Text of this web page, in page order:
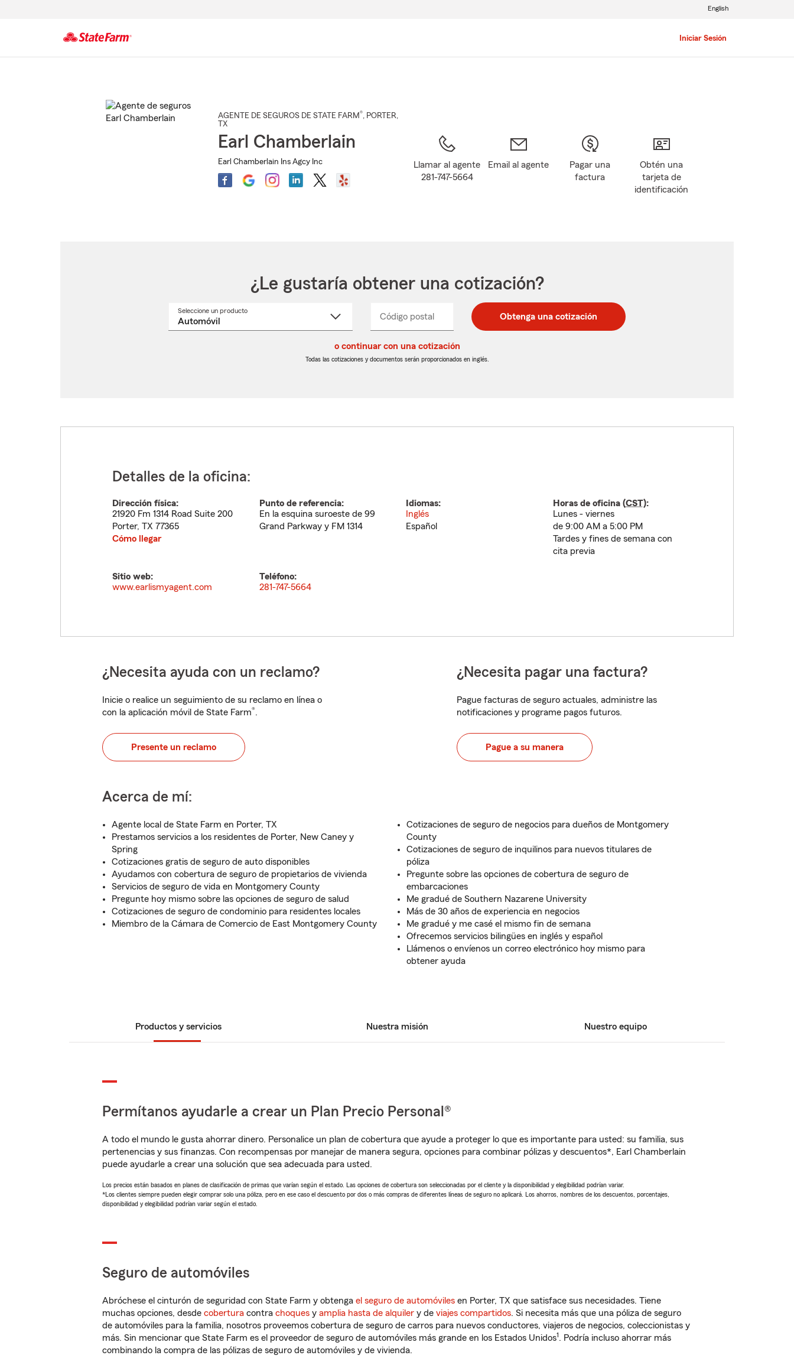
Iniciar Sesión
English
AGENTE DE SEGUROS DE STATE FARM®, PORTER,
TX
Earl Chamberlain
Earl Chamberlain Ins Agcy Inc
Llamar al agente
281-747-5664
Email al agente
Pagar una
factura
Obtén una
tarjeta de
identificación
¿Le gustaría obtener una cotización?
Seleccione un productoSeleccione
Código postal
postal
de
postal
de
_____ Obtenga una cotización
o continuar con una cotización
Todas las cotizaciones y documentos serán proporcionados en inglés.
Detalles de la oficina:
Dirección física:
21920 Fm 1314 Road Suite 200
Porter, TX 77365
Cómo llegar
Punto de referencia:
En la esquina suroeste de 99
Grand Parkway y FM 1314
Idiomas:
Inglés
Español
Horas de oficina (CST):
Lunes - viernes
de 9:00 AM a 5:00 PM
Tardes y fines de semana con
cita previa
Sitio web:
www.earlismyagent.com
Teléfono:
281-747-5664
¿Necesita ayuda con un reclamo?
Inicie o realice un seguimiento de su reclamo en línea o
con la aplicación móvil de State Farm®.
Presente un reclamo
¿Necesita pagar una factura?
Pague facturas de seguro actuales, administre las
notificaciones y programe pagos futuros.
Pague a su manera
Acerca de mí:
Agente local de State Farm en Porter, TX
Prestamos servicios a los residentes de Porter, New Caney y
Spring
Cotizaciones gratis de seguro de auto disponibles
Ayudamos con cobertura de seguro de propietarios de vivienda
Servicios de seguro de vida en Montgomery County
Pregunte hoy mismo sobre las opciones de seguro de salud
Cotizaciones de seguro de condominio para residentes locales
Miembro de la Cámara de Comercio de East Montgomery County
Cotizaciones de seguro de negocios para dueños de Montgomery
County
Cotizaciones de seguro de inquilinos para nuevos titulares de
póliza
Pregunte sobre las opciones de cobertura de seguro de
embarcaciones
Me gradué de Southern Nazarene University
Más de 30 años de experiencia en negocios
Me gradué y me casé el mismo fin de semana
Ofrecemos servicios bilingües en inglés y español
Llámenos o envíenos un correo electrónico hoy mismo para
obtener ayuda
Productos y servicios Nuestra misión Nuestro equipo
Permítanos ayudarle a crear un Plan Precio Personal®
A todo el mundo le gusta ahorrar dinero. Personalice un plan de cobertura que ayude a proteger lo que es importante para usted: su familia, sus
pertenencias y sus finanzas. Con recompensas por manejar de manera segura, opciones para combinar pólizas y descuentos*, Earl Chamberlain
puede ayudarle a crear una solución que sea adecuada para usted.
Los precios están basados en planes de clasificación de primas que varían según el estado. Las opciones de cobertura son seleccionadas por el cliente y la disponibilidad y elegibilidad podrían variar.
*Los clientes siempre pueden elegir comprar solo una póliza, pero en ese caso el descuento por dos o más compras de diferentes líneas de seguro no aplicará. Los ahorros, nombres de los descuentos, porcentajes,
disponibilidad y elegibilidad podrían variar según el estado.
Seguro de automóviles
Abróchese el cinturón de seguridad con State Farm y obtenga el seguro de automóviles en Porter, TX que satisface sus necesidades. Tiene
muchas opciones, desde cobertura contra choques y amplia hasta de alquiler y de viajes compartidos. Si necesita más que una póliza de seguro
de automóviles para la familia, nosotros proveemos cobertura de seguro de carros para nuevos conductores, viajeros de negocios, coleccionistas y
más. Sin mencionar que State Farm es el proveedor de seguro de automóviles más grande en los Estados Unidos1. Podría incluso ahorrar más
combinando la compra de las pólizas de seguro de automóviles y de vivienda.